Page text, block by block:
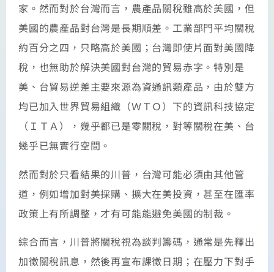
家。然而對於台灣而言，農產品關稅雖高於美國，但
美國的農產品對台灣是長期順差。工業部門平均關稅
約百分之四，只略高於美國；台灣即使片面對美國降
稅，也無助於解決美國對台灣的貿易赤字。特別是
美、台貿易逆差主要來源為資通訊類產品，由於雙方
均已加入世界貿易組織（ＷＴＯ）下的資訊科技協定
（ＩＴＡ），幾乎都已是零關稅，對等關稅在美、台
幾乎已無實行空間。
然而對於只看結果的川普，台灣可能必須由其他管
道，例如增加對美採購、擴大在美投資，甚至在匯率
政策上有所調整，才有可能能避免美國的制裁。
綜合而言，川普將關稅視為談判籌碼，通常是先釋出
加徵關稅訊息，然後再宣布課徵日期；在壓力下對手